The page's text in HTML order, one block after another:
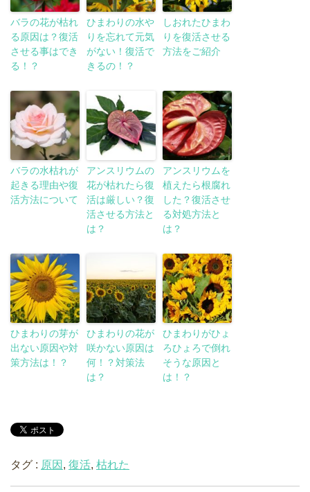
バラの花が枯れ
る原因は？復活
させる事はでき
る！？
ひまわりの水や
りを忘れて元気
がない！復活で
きるの！？
しおれたひまわ
りを復活させる
方法をご紹介
バラの水枯れが
起きる理由や復
活方法について
アンスリウムの
花が枯れたら復
活は厳しい？復
活させる方法と
は？
アンスリウムを
植えたら根腐れ
した？復活させ
る対処方法と
は？
ひまわりの芽が
出ない原因や対
策方法は！？
ひまわりの花が
咲かない原因は
何！？対策法
は？
ひまわりがひょ
ろひょろで倒れ
そうな原因と
は！？
タグ : 原因 , 復活, 枯れた